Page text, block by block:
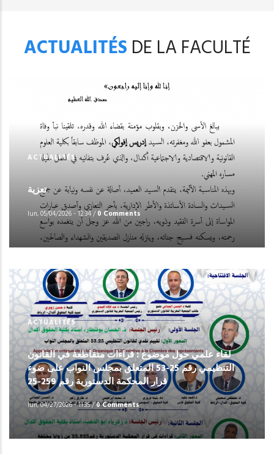
ACTUALITÉS DE LA FACULTÉ
ACTUALITÉS
تعزية
lun, 05/04/2026 - 12:34/0 Comments
ACTUALITÉS
لقاء علمي حول موضوع : قراءات متقاطعة في القانون
التنظيمي رقم 25-53 المتعلق بمجلس النواب على ضوء
قرار المحكمة الدستورية رقم 259-25
lun, 04/27/2026 - 11:35/0 Comments